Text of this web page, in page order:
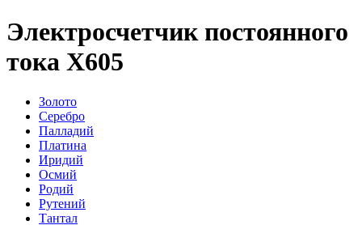
Электросчетчик постоянного
тока Х605
Золото
Серебро
Палладий
Платина
Иридий
Осмий
Родий
Рутений
Тантал